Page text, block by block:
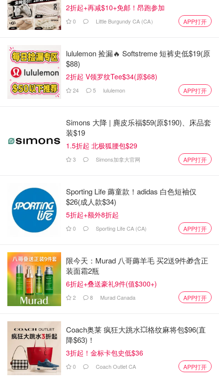
2折起+再减$10+免邮！昂跑参加
0 Little Burgundy CA (CA） APP打开
lululemon 捡漏🔥 Softstreme 短裤史低$19(原
$88)
2折起 V领罗纹Tee$34(原$68)
24 5 lululemon APP打开
Simons 大降 | 麂皮乐福$59(原$190)、床品套
装$19
1.5折起 北极狐腰包$29
3 Simons加拿大官网 APP打开
Sporting Life 薅童款！adidas 白色短袖仅
$26(成人款$34)
5折起+额外8折起
0 Sporting Life CA (CA) APP打开
限今天：Murad 八哥薅羊毛 买2送9件🎁含正
装面霜2瓶
6折起+叠送豪礼9件(值$300+)
2 8 Murad Canada APP打开
Coach奥莱 疯狂大跳水💥格纹麻将包$96(直
降$63)！
3折起！金标卡包史低$36
0 Coach Outlet CA APP打开